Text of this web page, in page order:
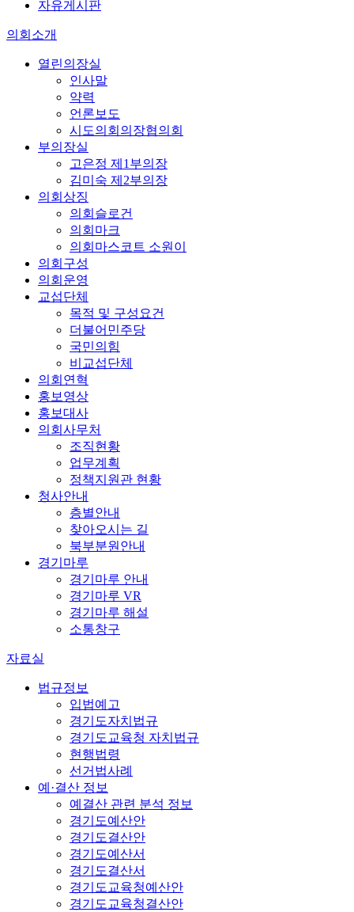
자유게시판
의회소개
열린의장실
인사말
약력
언론보도
시도의회의장협의회
부의장실
고은정 제1부의장
김미숙 제2부의장
의회상징
의회슬로건
의회마크
의회마스코트 소원이
의회구성
의회운영
교섭단체
목적 및 구성요건
더불어민주당
국민의힘
비교섭단체
의회연혁
홍보영상
홍보대사
의회사무처
조직현황
업무계획
정책지원관 현황
청사안내
층별안내
찾아오시는 길
북부분원안내
경기마루
경기마루 안내
경기마루 VR
경기마루 해설
소통창구
자료실
법규정보
입법예고
경기도자치법규
경기도교육청 자치법규
현행법령
선거법사례
예·결산 정보
예결산 관련 분석 정보
경기도예산안
경기도결산안
경기도예산서
경기도결산서
경기도교육청예산안
경기도교육청결산안